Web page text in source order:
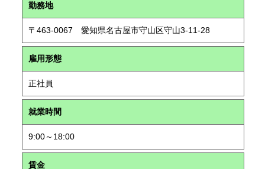
勤務地
〒463-0067 愛知県名古屋市守山区守山3-11-28
雇用形態
正社員
就業時間
9:00～18:00
賃金